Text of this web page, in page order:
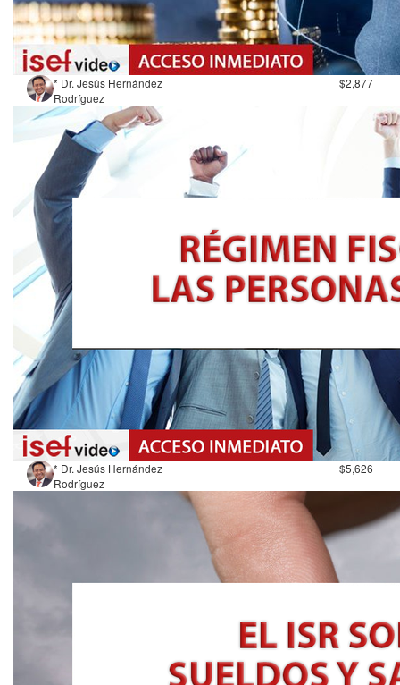
* Dr. Jesús Hernández
Rodríguez
$2,877
* Dr. Jesús Hernández
Rodríguez
$5,626